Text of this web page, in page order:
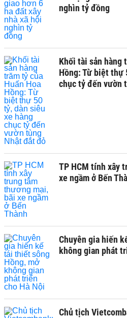
nghìn tỷ đồng
Khối tài sản hàng
Hồng: Từ biệt thự
chục tỷ đến vườn
TP HCM tính xây
xe ngầm ở Bến
Chuyên gia hiến
không gian phát
Chủ tịch